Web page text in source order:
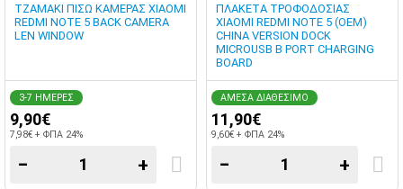
ΤΖΑΜΑΚΙ ΠΙΣΩ ΚΑΜΕΡΑΣ XIAOMI
REDMI NOTE 5 BACK CAMERA
LEN WINDOW
3-7 ΗΜΕΡΕΣ
9,90€
7,98€ + ΦΠΑ 24%
− +
ΠΛΑΚΕΤΑ ΤΡΟΦΟΔΟΣΙΑΣ
XIAOMI REDMI NOTE 5 (OEM)
CHINA VERSION DOCK
MICROUSB B PORT CHARGING
BOARD
ΑΜΕΣΑ ΔΙΑΘΕΣΙΜΟ
11,90€
9,60€ + ΦΠΑ 24%
− +